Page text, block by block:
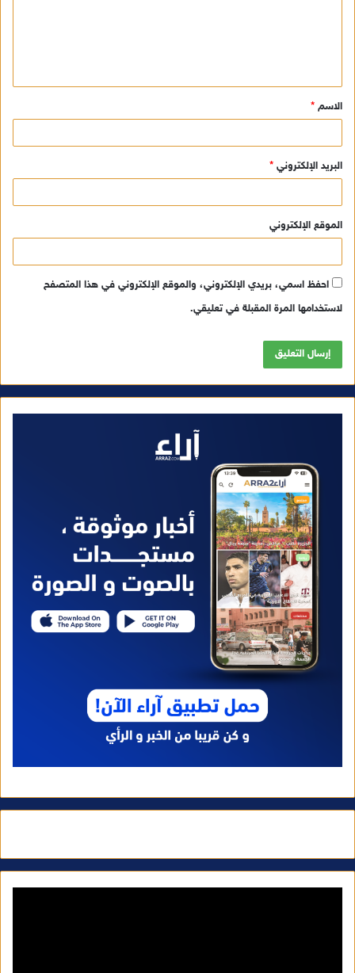
ق
*
الاسم *
البريد الإلكتروني *
الموقع الإلكتروني
احفظ اسمي، بريدي الإلكتروني، والموقع الإلكتروني في هذا المتصفح
لاستخدامها المرة المقبلة في تعليقي.